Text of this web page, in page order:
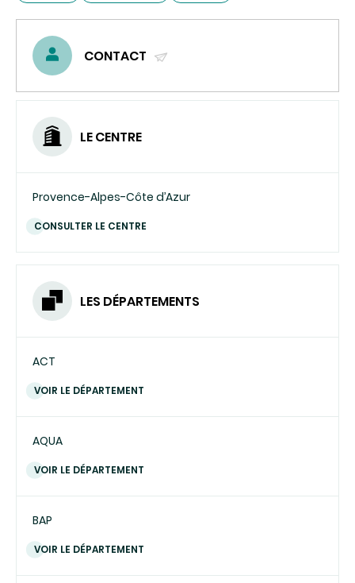
CONTACT
UN
LE CENTRE
Provence-Alpes-Côte d’Azur
CONSULTER LE CENTRE
LES DÉPARTEMENTS
ACT
VOIR LE DÉPARTEMENT
AQUA
VOIR LE DÉPARTEMENT
BAP
VOIR LE DÉPARTEMENT